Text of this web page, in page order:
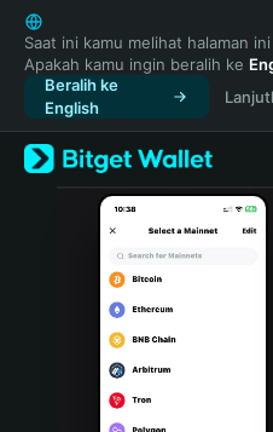
English
日本語
Tiếng Việt
Русский
Español (Latinoamérica)
Türkçe
Italiano
Português (Portugal)
Bahasa Indonesia
Saat ini kamu melihat halaman
Apakah kamu ingin beralih ke
Beralih ke
English